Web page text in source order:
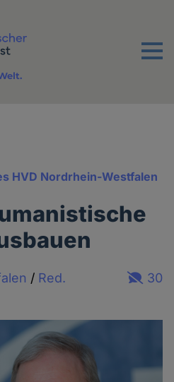
Menu
HVD Nordrhein-Westfalen
/ Red.
30